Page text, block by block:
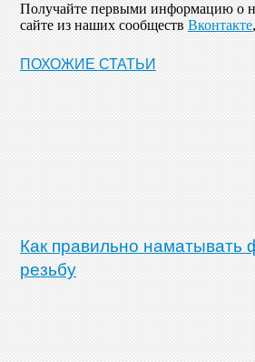
Получайте первыми информацию о
сайте из наших сообществ Вконтакте,
ПОХОЖИЕ СТАТЬИ
Как правильно наматывать
резьбу